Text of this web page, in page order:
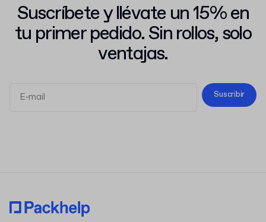
Suscríbete y llévate un 15% en
tu primer pedido. Sin rollos, solo
ventajas.
Suscribir